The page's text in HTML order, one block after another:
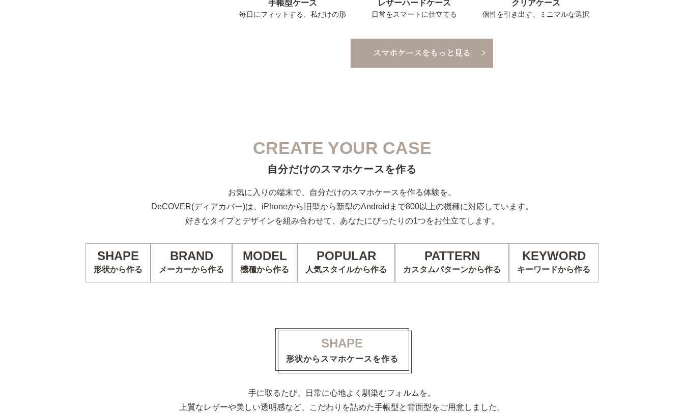
CREATE YOUR CASE
自分だけのスマホケースを作る
お気に入りの端末で、自分だけのスマホケースを作る体験を。
DeCOVER(ディアカバー)は、iPhoneから旧型から新型のAndroidまで800以上の機種に対応しています。
好きなタイプとデザインを組み合わせて、あなたにぴったりの1つをお仕立てします。
SHAPE
形状から作る
BRAND
メーカーから作る
MODEL
機種から作る
POPULAR
人気スタイルから作る
PATTERN
カスタムパターンから作る
KEYWORD
キーワードから作る
SHAPE
形状からスマホケースを作る
手に取るたび、日常に心地よく馴染むフォルムを。
上質なレザーや美しい透明感など、こだわりを詰めた手帳型と背面型をご用意しました。